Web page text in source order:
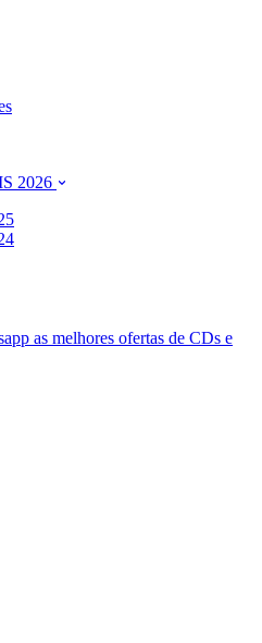
2026
as melhores ofertas de CDs e